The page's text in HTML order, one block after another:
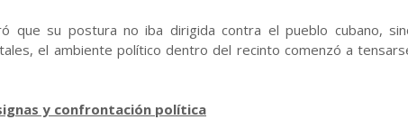
que su postura no iba dirigida contra el pueblo cubano,
el ambiente político dentro del recinto comenzó a
y confrontación política